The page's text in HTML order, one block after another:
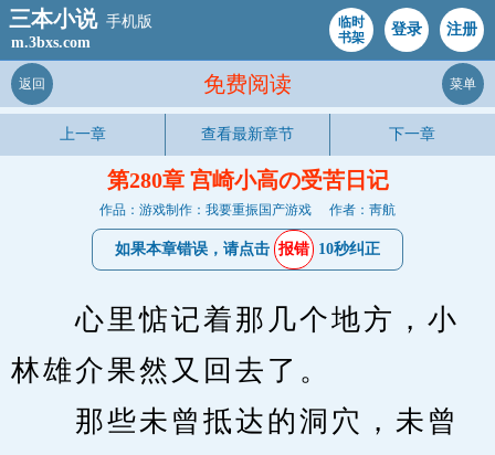
三本小说 手机版
m.3bxs.com
临时
书架
登录 注册
免费阅读
返回 菜单
上一章 查看最新章节 下一章
第280章 宫崎小高の受苦日记
作品：游戏制作：我要重振国产游戏 作者：靑航
如果本章错误，请点击 报错 10秒纠正
心里惦记着那几个地方，小
林雄介果然又回去了。
那些未曾抵达的洞穴，未曾